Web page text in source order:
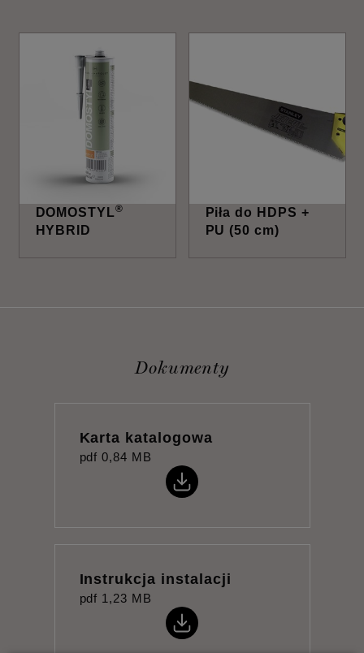
DOMOSTYL®
HYBRID
Piła do HDPS +
PU (50 cm)
Dokumenty
Karta katalogowa
pdf 0,84 MB
Instrukcja instalacji
pdf 1,23 MB